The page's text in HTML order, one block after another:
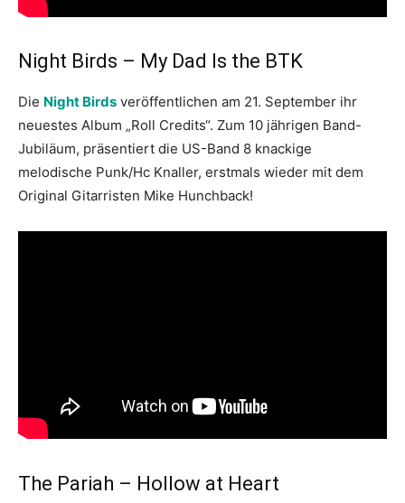
Night Birds – My Dad Is the BTK
Die Night Birds veröffentlichen am 21. September ihr
neuestes Album „Roll Credits“. Zum 10 jährigen Band-
Jubiläum, präsentiert die US-Band 8 knackige
melodische Punk/Hc Knaller, erstmals wieder mit dem
Original Gitarristen Mike Hunchback!
The Pariah – Hollow at Heart